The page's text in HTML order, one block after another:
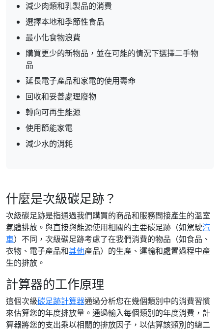
減少肉類和乳製品的消費
選擇本地和季節性食品
最小化食物浪費
購買更少的新物品，並在可能的情況下選擇二手物
品
延長電子產品和家電的使用壽命
回收和妥善處理廢物
轉向可再生能源
使用節能家電
減少水的消耗
什麼是次級碳足跡？
次級碳足跡是指通過我們購買的商品和服務間接產生的溫室
氣體排放。與直接與能源使用相關的主要碳足跡（如駕駛汽
車）不同，次級碳足跡考慮了在我們消費的物品（如食品、
衣物、電子產品和其他產品）的生產、運輸和處置過程中產
生的排放。
計算器的工作原理
這個次級碳足跡計算器通過分析您在幾個類別中的消費習慣
來估算您的年度排放量。通過輸入每個類別的年度消費，計
算器將您的支出乘以相關的排放因子，以估算該類別的總二